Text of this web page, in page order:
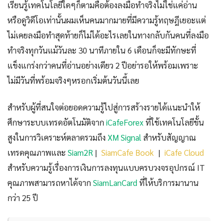
เรียนรู้เทคโนโลยีใดๆก็ตามคือต้องลงมือทำจริงไม่ใช่แค่อ่าน
หรือดูวิดีโอเท่านั้นผมเห็นคนมากมายที่มีความรู้ทฤษฎีเยอะแต่
ไม่เคยลงมือทำสุดท้ายก็ไม่ได้อะไรเลยในทางกลับกันคนที่ลงมือ
ทำจริงทุกวันแม้วันละ 30 นาทีภายใน 6 เดือนก็จะมีทักษะที่
แข็งแกร่งกว่าคนที่อ่านอย่างเดียว 2 ปีอย่ารอให้พร้อมเพราะ
ไม่มีวันที่พร้อมจริงๆหรอกเริ่มต้นวันนี้เลย
สำหรับผู้ที่สนใจต่อยอดความรู้ไปสู่การสร้างรายได้แนะนำให้
ศึกษาระบบเทรดอัตโนมัติจากiCafeForex ที่ใช้เทคโนโลยีขั้น
สูงในการวิเคราะห์ตลาดรวมถึง XM Signal สำหรับสัญญาณ
เทรดคุณภาพและ Siam2R | SiamCafe Book | iCafe Cloud
สำหรับความรู้เรื่องการเงินการลงทุนแบบครบวงจรอุปกรณ์ IT
คุณภาพสามารถหาได้จากSiamLanCardที่ให้บริการมานาน
กว่า 25 ปี